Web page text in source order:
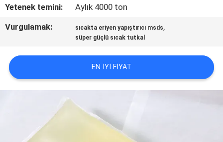
TEKLIF
ISTEYIN
SITE
HARITASI
POLITIKASI
Yetenek temini:
Aylık 4000 ton
Vurgulamak:
sıcakta eriyen yapıştırıcı msds,
süper güçlü sıcak tutkal
EN IYI FIYAT